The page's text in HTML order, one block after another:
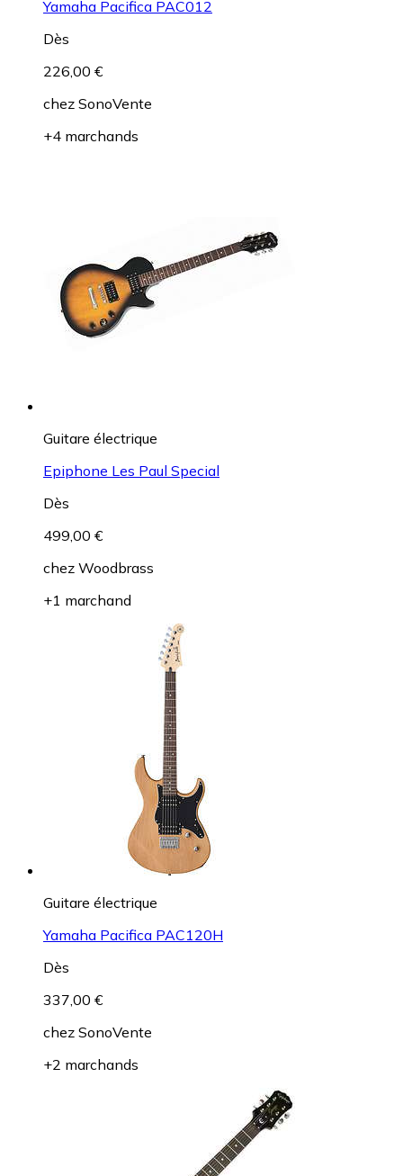
Yamaha Pacifica PAC012
Dès
226,00 €
chez SonoVente
+4 marchands
Guitare électrique
Epiphone Les Paul Special
Dès
499,00 €
chez Woodbrass
+1 marchand
Guitare électrique
Yamaha Pacifica PAC120H
Dès
337,00 €
chez SonoVente
+2 marchands